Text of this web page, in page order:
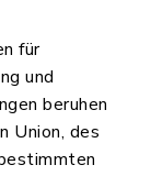
für
und
beruhen
Union, des